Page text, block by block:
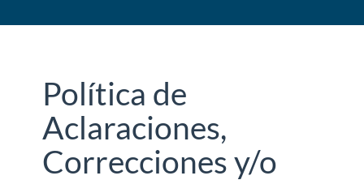
Política de
Aclaraciones,
Correcciones y/o